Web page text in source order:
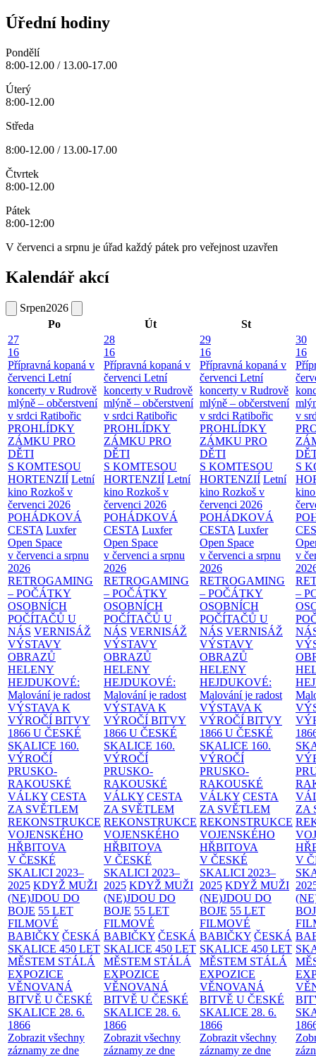
Úřední hodiny
Pondělí
8:00-12.00 / 13.00-17.00
Úterý
8:00-12.00
Středa
8:00-12.00 / 13.00-17.00
Čtvrtek
8:00-12.00
Pátek
8:00-12:00
V červenci a srpnu je úřad každý pátek pro veřejnost uzavřen
Kalendář akcí
Srpen2026
Po
Út
St
27
16
Přípravná kopaná v
červenci Letní
koncerty v Rudrově
mlýně – občerstvení
v srdci Ratibořic
PROHLÍDKY
ZÁMKU PRO
DĚTI
S KOMTESOU
HORTENZIÍ Letní
kino Rozkoš v
červenci 2026
POHÁDKOVÁ
CESTA Luxfer
Open Space
v červenci a srpnu
2026
RETROGAMING
– POČÁTKY
OSOBNÍCH
POČÍTAČŮ U
NÁS VERNISÁŽ
VÝSTAVY
OBRAZŮ
HELENY
HEJDUKOVÉ:
Malování je radost
VÝSTAVA K
VÝROČÍ BITVY
1866 U ČESKÉ
SKALICE 160.
VÝROČÍ
PRUSKO-
RAKOUSKÉ
VÁLKY CESTA
ZA SVĚTLEM
REKONSTRUKCE
VOJENSKÉHO
HŘBITOVA
V ČESKÉ
SKALICI 2023–
2025 KDYŽ MUŽI
(NE)JDOU DO
BOJE 55 LET
FILMOVÉ
BABIČKY ČESKÁ
SKALICE 450 LET
MĚSTEM STÁLÁ
EXPOZICE
VĚNOVANÁ
BITVĚ U ČESKÉ
SKALICE 28. 6.
1866
Zobrazit všechny
záznamy ze dne
28
16
Přípravná kopaná v
červenci Letní
koncerty v Rudrově
mlýně – občerstvení
v srdci Ratibořic
PROHLÍDKY
ZÁMKU PRO
DĚTI
S KOMTESOU
HORTENZIÍ Letní
kino Rozkoš v
červenci 2026
POHÁDKOVÁ
CESTA Luxfer
Open Space
v červenci a srpnu
2026
RETROGAMING
– POČÁTKY
OSOBNÍCH
POČÍTAČŮ U
NÁS VERNISÁŽ
VÝSTAVY
OBRAZŮ
HELENY
HEJDUKOVÉ:
Malování je radost
VÝSTAVA K
VÝROČÍ BITVY
1866 U ČESKÉ
SKALICE 160.
VÝROČÍ
PRUSKO-
RAKOUSKÉ
VÁLKY CESTA
ZA SVĚTLEM
REKONSTRUKCE
VOJENSKÉHO
HŘBITOVA
V ČESKÉ
SKALICI 2023–
2025 KDYŽ MUŽI
(NE)JDOU DO
BOJE 55 LET
FILMOVÉ
BABIČKY ČESKÁ
SKALICE 450 LET
MĚSTEM STÁLÁ
EXPOZICE
VĚNOVANÁ
BITVĚ U ČESKÉ
SKALICE 28. 6.
1866
Zobrazit všechny
záznamy ze dne
29
16
Přípravná kopaná v
červenci Letní
koncerty v Rudrově
mlýně – občerstvení
v srdci Ratibořic
PROHLÍDKY
ZÁMKU PRO
DĚTI
S KOMTESOU
HORTENZIÍ Letní
kino Rozkoš v
červenci 2026
POHÁDKOVÁ
CESTA Luxfer
Open Space
v červenci a srpnu
2026
RETROGAMING
– POČÁTKY
OSOBNÍCH
POČÍTAČŮ U
NÁS VERNISÁŽ
VÝSTAVY
OBRAZŮ
HELENY
HEJDUKOVÉ:
Malování je radost
VÝSTAVA K
VÝROČÍ BITVY
1866 U ČESKÉ
SKALICE 160.
VÝROČÍ
PRUSKO-
RAKOUSKÉ
VÁLKY CESTA
ZA SVĚTLEM
REKONSTRUKCE
VOJENSKÉHO
HŘBITOVA
V ČESKÉ
SKALICI 2023–
2025 KDYŽ MUŽI
(NE)JDOU DO
BOJE 55 LET
FILMOVÉ
BABIČKY ČESKÁ
SKALICE 450 LET
MĚSTEM STÁLÁ
EXPOZICE
VĚNOVANÁ
BITVĚ U ČESKÉ
SKALICE 28. 6.
1866
Zobrazit všechny
záznamy ze dne
30
16
v
S
v
–
ZA
V